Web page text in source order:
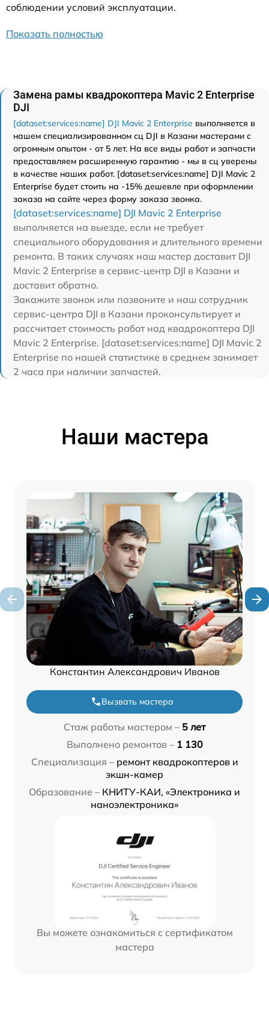
соблюдении условий эксплуатации.
Показать полностью
Замена рамы квадрокоптера Mavic 2 Enterprise
DJI
[dataset:services:name] DJI Mavic 2 Enterprise выполняется в
нашем специализированном сц DJI в Казани мастерами с
огромным опытом - от 5 лет. На все виды работ и запчасти
предоставляем расширенную гарантию - мы в сц уверены
в качестве наших работ. [dataset:services:name] DJI Mavic 2
Enterprise будет стоить на -15% дешевле при оформлении
заказа на сайте через форму заказа звонка.
[dataset:services:name] DJI Mavic 2 Enterprise
выполняется на выезде, если не требует
специального оборудования и длительного времени
ремонта. В таких случаях наш мастер доставит DJI
Mavic 2 Enterprise в сервис-центр DJI в Казани и
доставит обратно.
Закажите звонок или позвоните и наш сотрудник
сервис-центра DJI в Казани проконсультирует и
рассчитает стоимость работ над квадрокоптера DJI
Mavic 2 Enterprise. [dataset:services:name] DJI Mavic 2
Enterprise по нашей статистике в среднем занимает
2 часа при наличии запчастей.
Наши мастера
Константин Александрович Иванов
Вызвать мастера
Стаж работы мастером – 5 лет
Выполнено ремонтов – 1 130
Специализация – ремонт квадрокоптеров и
экшн-камер
Образование – КНИТУ-КАИ, «Электроника и
наноэлектроника»
Вы можете ознакомиться с сертификатом
мастера